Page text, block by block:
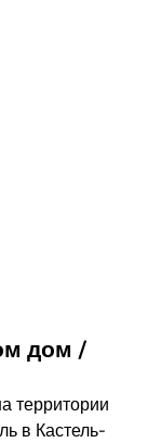
дом /
территории
в Кастель-